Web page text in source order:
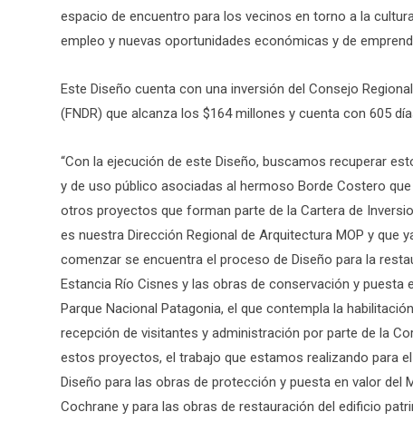
espacio de encuentro para los vecinos en torno a la
empleo y nuevas oportunidades económicas y de
Este Diseño cuenta con una inversión del Consejo
(FNDR) que alcanza los $164 millones y cuenta con 605
“Con la ejecución de este Diseño, buscamos recuperar
y de uso público asociadas al hermoso Borde Costero
otros proyectos que forman parte de la Cartera de
es nuestra Dirección Regional de Arquitectura MOP y
comenzar se encuentra el proceso de Diseño para la
Estancia Río Cisnes y las obras de conservación y
Parque Nacional Patagonia, el que contempla la
recepción de visitantes y administración por parte de la
estos proyectos, el trabajo que estamos realizando para
Diseño para las obras de protección y puesta en valor del
Cochrane y para las obras de restauración del edificio